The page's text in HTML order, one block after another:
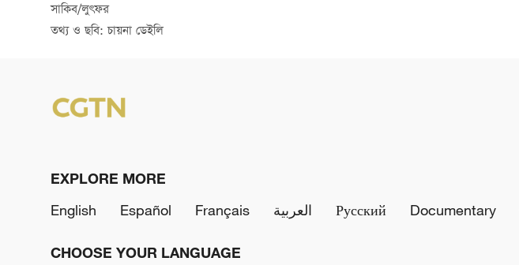
সাকিব/লুৎফর
তথ্য ও ছবি: চায়না ডেইলি
EXPLORE MORE
English
Español Français العربية Русский Documentary
CHOOSE YOUR LANGUAGE